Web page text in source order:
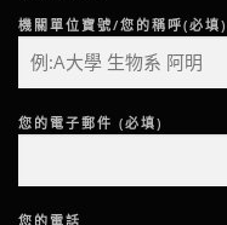
機關單位寶號/您的稱呼(必填)
您的電子郵件 (必填)
您的電話